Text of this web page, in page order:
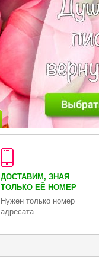
ДОСТАВИМ, ЗНАЯ
ТОЛЬКО ЕЁ НОМЕР
Нужен только номер
адресата